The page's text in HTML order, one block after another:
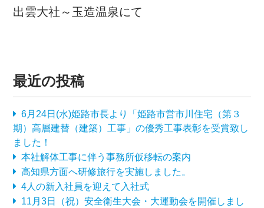
出雲大社～玉造温泉にて
最近の投稿
6月24日(水)姫路市長より「姫路市営市川住宅（第３
期）高層建替（建築）工事」の優秀工事表彰を受賞致し
ました！
本社解体工事に伴う事務所仮移転の案内
高知県方面へ研修旅行を実施しました。
4人の新入社員を迎えて入社式
11月3日（祝）安全衛生大会・大運動会を開催しまし